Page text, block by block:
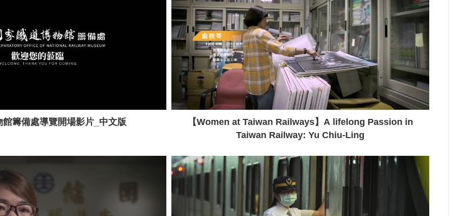
籌備處導覽開場影片_中文版
【Women at Taiwan Railways】A lifelong Passion in
Taiwan Railway: Yu Chiu-Ling